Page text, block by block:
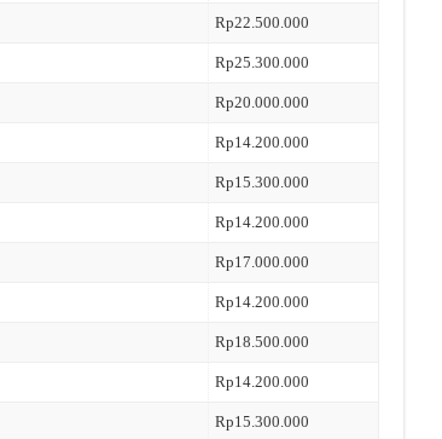
Rp22.500.000
Rp25.300.000
Rp20.000.000
Rp14.200.000
Rp15.300.000
Rp14.200.000
Rp17.000.000
Rp14.200.000
Rp18.500.000
Rp14.200.000
Rp15.300.000